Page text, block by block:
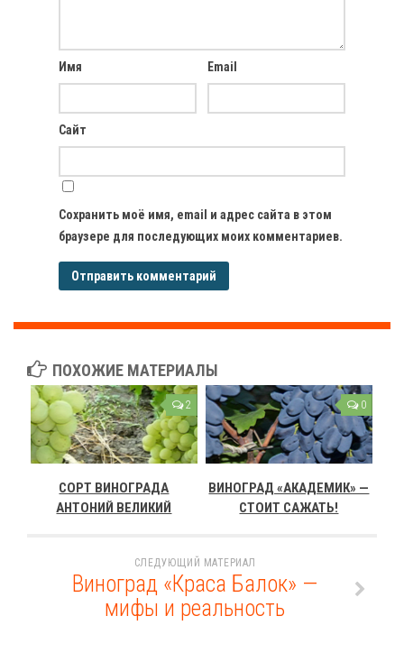
Имя Email
Сайт
Сохранить моё имя, email и адрес сайта в этом
браузере для последующих моих комментариев.
ПОХОЖИЕ МАТЕРИАЛЫ
2
СОРТ ВИНОГРАДА
АНТОНИЙ ВЕЛИКИЙ
0
ВИНОГРАД «АКАДЕМИК» —
СТОИТ САЖАТЬ!
СЛЕДУЮЩИЙ МАТЕРИАЛ
Виноград «Краса Балок» —
мифы и реальность